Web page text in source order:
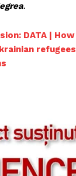
.
DATA |